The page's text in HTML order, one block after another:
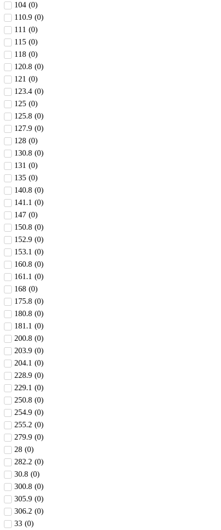
104 (0)
110.9 (0)
111 (0)
115 (0)
118 (0)
120.8 (0)
121 (0)
123.4 (0)
125 (0)
125.8 (0)
127.9 (0)
128 (0)
130.8 (0)
131 (0)
135 (0)
140.8 (0)
141.1 (0)
147 (0)
150.8 (0)
152.9 (0)
153.1 (0)
160.8 (0)
161.1 (0)
168 (0)
175.8 (0)
180.8 (0)
181.1 (0)
200.8 (0)
203.9 (0)
204.1 (0)
228.9 (0)
229.1 (0)
250.8 (0)
254.9 (0)
255.2 (0)
279.9 (0)
28 (0)
282.2 (0)
30.8 (0)
300.8 (0)
305.9 (0)
306.2 (0)
33 (0)